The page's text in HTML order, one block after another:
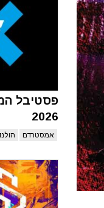
פסטיבל
2026
אמסטרדם